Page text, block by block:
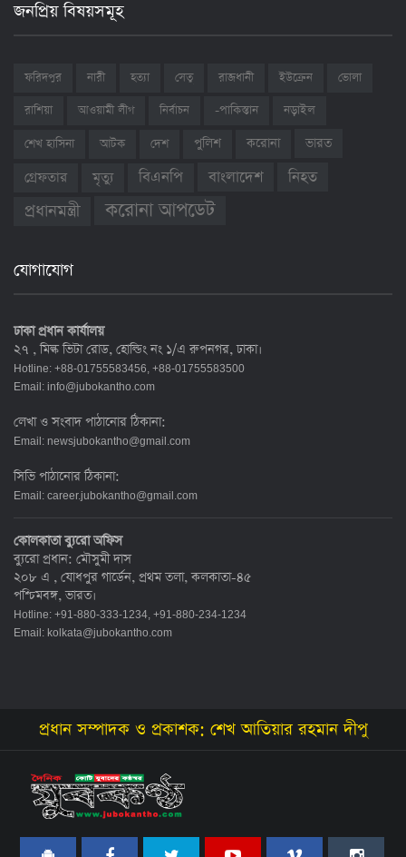
জনপ্রিয় বিষয়সমূহ
ফরিদপুর নারী হত্যা সেতু রাজধানী ইউক্রেন
ভোলা
রাশিয়া
আওয়ামী লীগ নির্বাচন -পাকিস্তান নড়াইল
শেখ হাসিনা আটক দেশ পুলিশ করোনা
ভারত
গ্রেফতার
মৃত্যু বিএনপি বাংলাদেশ নিহত
প্রধানমন্ত্রী করোনা আপডেট
যোগাযোগ
ঢাকা প্রধান কার্যালয়
২৭ , মিল্ক ভিটা রোড, হোল্ডিং নং ১/এ রুপনগর, ঢাকা।
Hotline: +88-01755583456, +88-01755583500
Email: info@jubokantho.com
লেখা ও সংবাদ পাঠানোর ঠিকানা:
Email: newsjubokantho@gmail.com
সিভি পাঠানোর ঠিকানা:
Email: career.jubokantho@gmail.com
কোলকাতা ব্যুরো অফিস
ব্যুরো প্রধান: মৌসুমী দাস
২০৮ এ , যোধপুর গার্ডেন, প্রথম তলা, কলকাতা-৪৫
পশ্চিমবঙ্গ, ভারত।
Hotline: +91-880-333-1234, +91-880-234-1234
Email: kolkata@jubokantho.com
প্রধান সম্পাদক ও প্রকাশক: শেখ আতিয়ার রহমান দীপু